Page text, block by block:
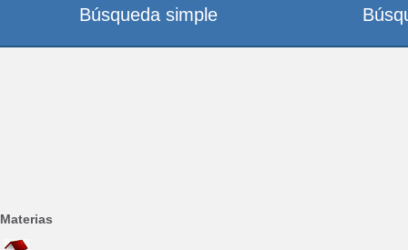
Materias
Búsqueda simple